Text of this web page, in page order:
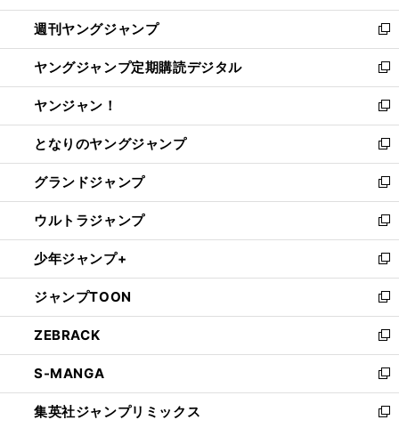
開
く
ウ
で
開
く
ン
ド
ウ
で
開
く
ウ
ィ
ン
ド
ウ
で
開
く
週刊ヤングジャンプ
新
し
い
ウ
ィ
ン
ド
ウ
で
開
く
ヤングジャンプ定期購読デジタル
新
し
い
ウ
ィ
ン
ド
ウ
で
開
く
ヤンジャン！
新
し
い
ウ
ィ
ン
ド
ウ
で
開
く
となりのヤングジャンプ
新
し
い
ウ
ィ
ン
ド
ウ
で
開
く
グランドジャンプ
新
し
い
ウ
ィ
ン
ド
ウ
で
開
く
ウルトラジャンプ
新
し
い
ウ
ィ
ン
ド
ウ
で
開
く
少年ジャンプ+
新
し
い
ウ
ィ
ン
ド
ウ
で
ジャンプTOON
新
し
い
ウ
ィ
ン
ド
ZEBRACK
新
し
い
ウ
ィ
S-MANGA
新
し
い
集英社ジャンプリミックス
新